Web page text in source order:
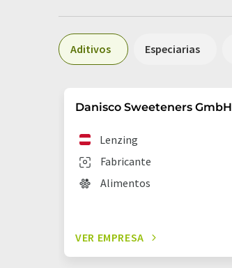
Aditivos Especiarias
Danisco Sweeteners GmbH
Fabricante
Lenzing
Alimentos
VER EMPRESA